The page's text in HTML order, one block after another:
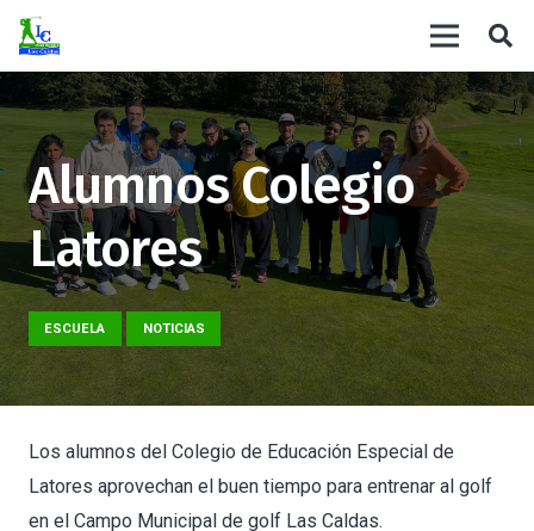
Alumnos Colegio
Latores
ESCUELA NOTICIAS
Los alumnos del Colegio de Educación Especial de
Latores aprovechan el buen tiempo para entrenar al golf
en el Campo Municipal de golf Las Caldas.